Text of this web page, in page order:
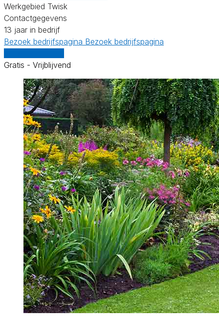
Werkgebied Twisk
Contactgegevens
13 jaar in bedrijf
Bezoek bedrijfspagina Bezoek bedrijfspagina
Gratis - Vrijblijvend